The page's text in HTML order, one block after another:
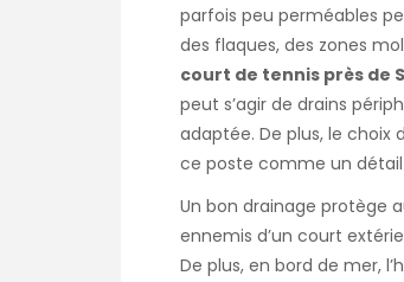
parfois peu perméables
des flaques, des zones
court de tennis près de
peut s’agir de drains
adaptée. De plus, le
ce poste comme un
Un bon drainage protège
ennemis d’un court
De plus, en bord de mer,